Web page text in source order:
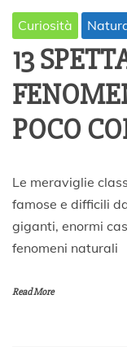
Curiosità
13
POCO
1
F
e
b
a
Le meraviglie
famose e difficili
giganti, enormi
fenomeni naturali
Read More